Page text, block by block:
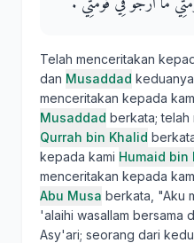
Telah menceritakan
dan Musaddad
menceritakan kepada
Musaddad berkata; telah
Qurrah bin Khalid
kepada kami Humaid bin
menceritakan kepada
Abu Musa berkata, "Aku
'alaihi wasallam bersama
Asy'ari; seorang dari